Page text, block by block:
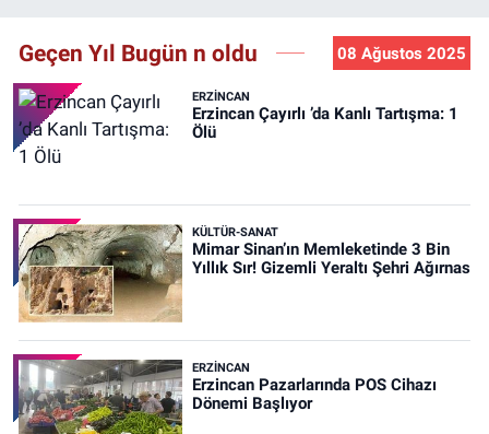
Geçen Yıl Bugün n oldu 08 Ağustos 2025
ERZINCAN
Erzincan Çayırlı ’da Kanlı Tartışma: 1
Ölü
KÜLTÜR-SANAT
Mimar Sinan’ın Memleketinde 3 Bin
Yıllık Sır! Gizemli Yeraltı Şehri Ağırnas
ERZINCAN
Erzincan Pazarlarında POS Cihazı
Dönemi Başlıyor